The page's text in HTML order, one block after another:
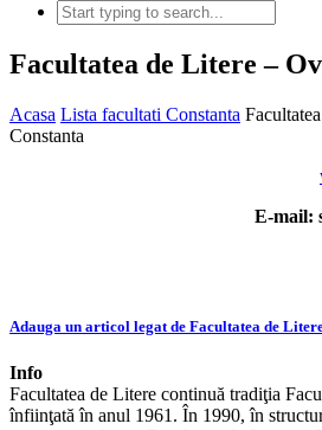
Facultatea de Litere –
Acasa Lista facultati Constanta
Constanta
E-mail:
Adauga un articol legat de Facultatea de
Info
Facultatea de Litere continuă tradiţia
înfiinţată în anul 1961. În 1990, în